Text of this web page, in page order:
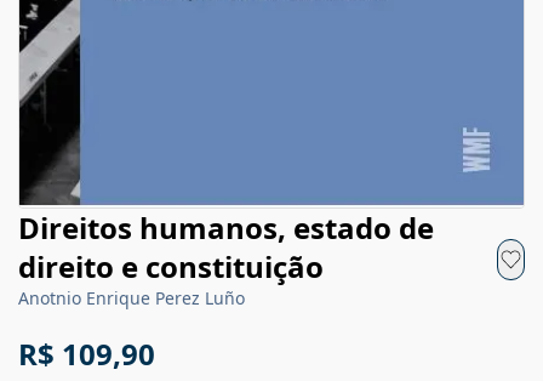
Direitos humanos, estado de
direito e constituição
Anotnio Enrique Perez Luño
R$ 109,90